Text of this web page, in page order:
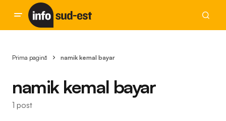
Prima pagină namik kemal bayar
namik kemal bayar
1 post